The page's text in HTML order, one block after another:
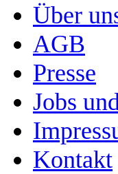
Über
AGB
Presse
Jobs
Kontakt